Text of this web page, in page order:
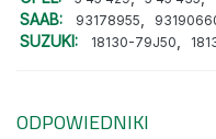
SAAB: 93178955
SUZUKI: 18130-79J50
ODPOWIEDNIKI